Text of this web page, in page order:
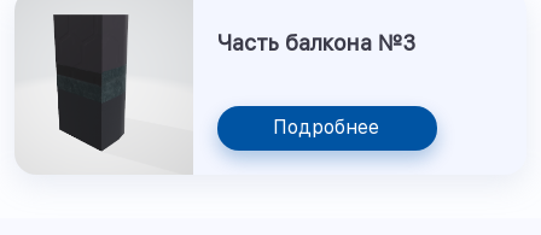
Часть балкона №3
Подробнее